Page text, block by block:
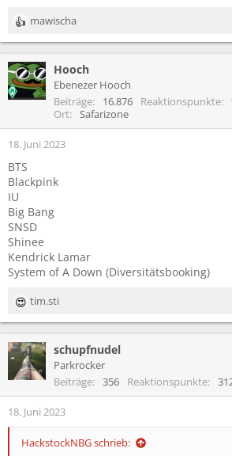
R
e
k
t
i
n
e
:
mawischa
Hooch
Ebenezer Hooch
Beiträge
16.876 Reaktionspunkte
Ort
Safarizone
18. Juni 2023
BTS
Blackpink
IU
Big Bang
SNSD
Shinee
Kendrick Lamar
System of A Down (Diversitätsbooking)
R
e
k
t
i
n
tim.sti
schupfnudel
Parkrocker
Beiträge
356 Reaktionspunkte
18. Juni 2023
HackstockNBG schrieb: